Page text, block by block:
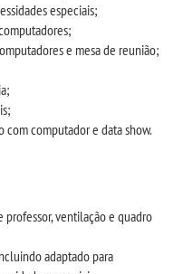
especiais;
e mesa de reunião;
computador e data show.
professor, ventilação e quadro
adaptado para